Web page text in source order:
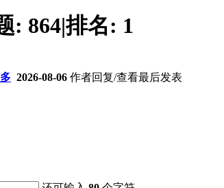
: 864|排名: 1
2026-08-06 作者回复/查看最后发表